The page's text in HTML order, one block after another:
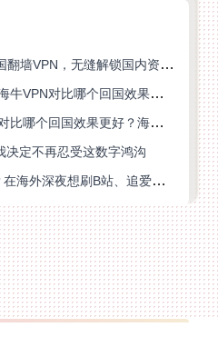
海外党必看：如何选对回国翻墙VPN，无缝解锁国内资源？
ChickCN VPN好用吗？和海牛VPN对比哪个回国效果更好？
ChickCN VPN和当归VPN对比哪个回国效果更好？海外党亲测后选了它
决定不再忍受这数字鸿沟
Quickback和巨鲸好用吗？在海外深夜想刷B站、追爱奇艺的你，或许正需要这份答案